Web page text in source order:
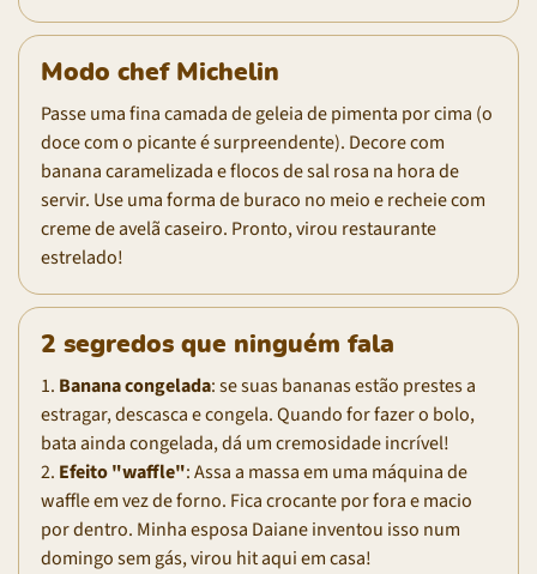
Modo chef Michelin
Passe uma fina camada de geleia de pimenta por cima (o
doce com o picante é surpreendente). Decore com
banana caramelizada e flocos de sal rosa na hora de
servir. Use uma forma de buraco no meio e recheie com
creme de avelã caseiro. Pronto, virou restaurante
estrelado!
2 segredos que ninguém fala
1. Banana congelada: se suas bananas estão prestes a
estragar, descasca e congela. Quando for fazer o bolo,
bata ainda congelada, dá um cremosidade incrível!
2. Efeito "waffle": Assa a massa em uma máquina de
waffle em vez de forno. Fica crocante por fora e macio
por dentro. Minha esposa Daiane inventou isso num
domingo sem gás, virou hit aqui em casa!